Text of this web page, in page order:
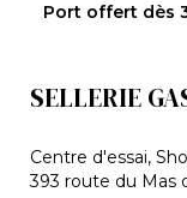
Port offert dès
SELLERIE
Centre d'essai,
393 route du Mas